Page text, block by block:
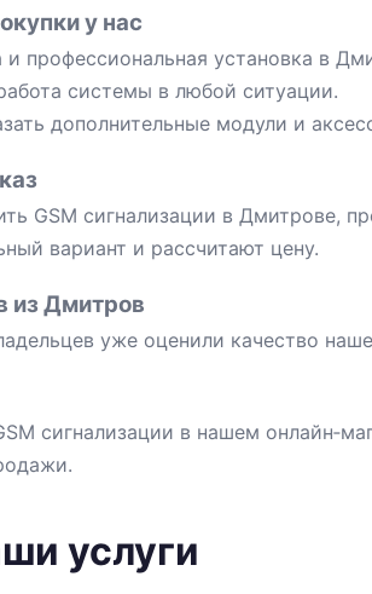
у нас
и профессиональная установка в
системы в любой ситуации.
дополнительные модули и
GSM сигнализации в Дмитрове,
вариант и рассчитают цену.
из Дмитров
уже оценили качество
сигнализации в нашем
услуги